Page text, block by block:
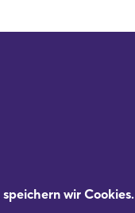
wir Cookies.